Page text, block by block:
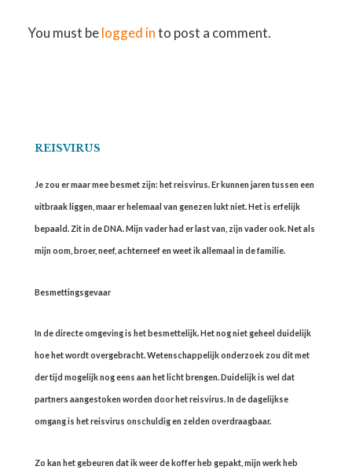
You must belogged into post a comment.
REISVIRUS
Je zou er maar mee besmet zijn: het reisvirus. Er kunnen jaren tussen een
uitbraak liggen, maar er helemaal van genezen lukt niet. Het is erfelijk
bepaald. Zit in de DNA. Mijn vader had er last van, zijn vader ook. Net als
mijn oom, broer, neef, achterneef en weet ik allemaal in de familie.
Besmettingsgevaar
In de directe omgeving is het besmettelijk. Het nog niet geheel duidelijk
hoe het wordt overgebracht. Wetenschappelijk onderzoek zou dit met
der tijd mogelijk nog eens aan het licht brengen. Duidelijk is wel dat
partners aangestoken worden door het reisvirus. In de dagelijkse
omgang is het reisvirus onschuldig en zelden overdraagbaar.
Zo kan het gebeuren dat ik weer de koffer heb gepakt, mijn werk heb